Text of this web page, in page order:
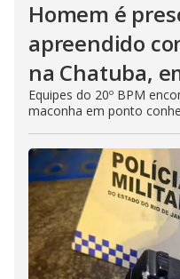
Homem é
apreendido
na Chatuba,
Equipes do 20º BPM
maconha em ponto